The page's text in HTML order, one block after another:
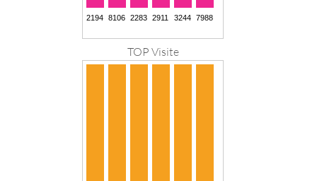
TOP Visite